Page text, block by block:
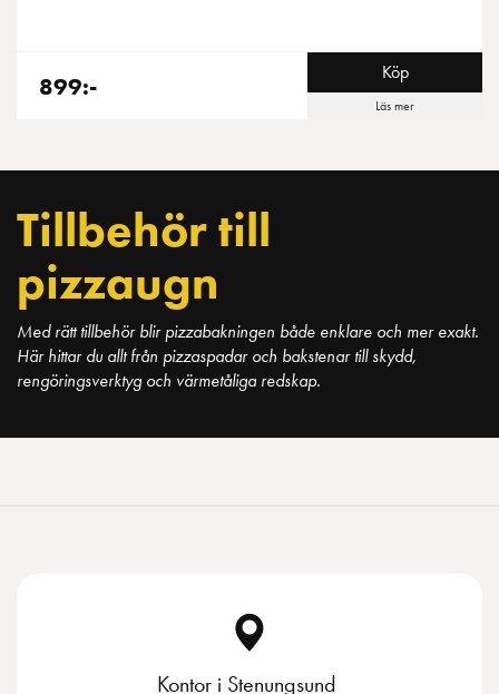
899:- Köp
Läs mer
Tillbehör till
pizzaugn
Med rätt tillbehör blir pizzabakningen både enklare och mer exakt.
Här hittar du allt från pizzaspadar och bakstenar till skydd,
rengöringsverktyg och värmetåliga redskap.
Kontor i Stenungsund